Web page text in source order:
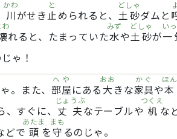
川
かわ
がせき止
と
められると、 土砂
どしゃ
ダムと
わ
れると、たまっていた水
みず
や土砂
どしゃ
が一
い
ゃ！
。また、部屋
へや
にある 大
おお
きな家具
かぐ
や
ほ
、すぐに、 丈夫
じょうぶ
なテーブルや 机
つくえ
な
どで 頭
あたま
を 守
まも
るのじゃ。